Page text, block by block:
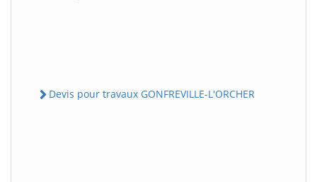
Devis pour travaux GONFREVILLE-L'ORCHER